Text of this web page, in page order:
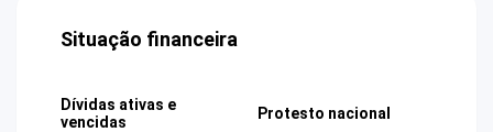
Situação financeira
Dívidas ativas e
vencidas
Protesto nacional